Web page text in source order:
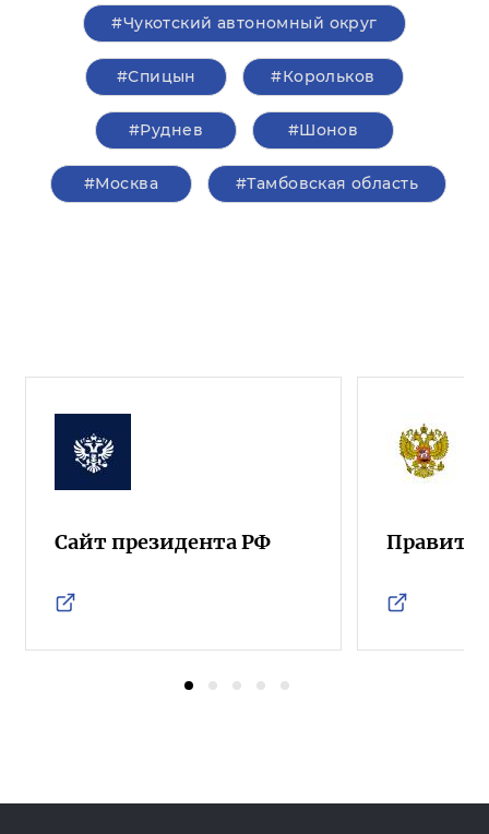
#Чукотский автономный округ
#Спицын #Корольков
#Руднев #Шонов
#Москва #Тамбовская область
Сайт президента РФ